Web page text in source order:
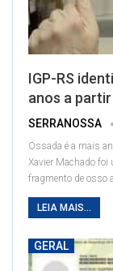
IGP-RS
anos a
SERRANOSSA
Ossada é a mais
Xavier Machado foi
fragmento de osso
LEIA MAIS...
GERAL